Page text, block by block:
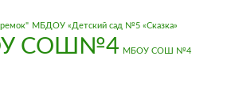
МБДОУ «Детский сад №5 «Сказка»
СОШ№4 МБОУ СОШ №4